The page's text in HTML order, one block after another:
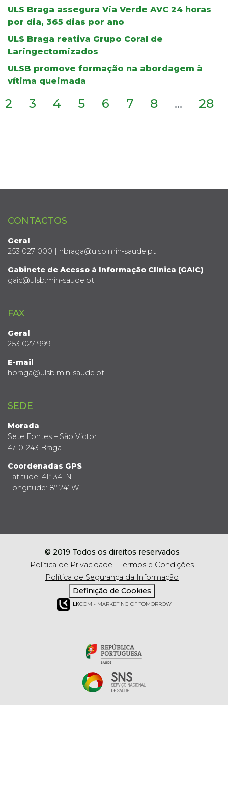
ULS Braga assegura Via Verde AVC 24 horas
por dia, 365 dias por ano
ULS Braga reativa Grupo Coral de
Laringectomizados
ULSB promove formação na abordagem à
vítima queimada
2 3 4 5 6 7 8 ... 28
CONTACTOS
Geral
253 027 000 | hbraga@ulsb.min-saude.pt
Gabinete de Acesso à Informação Clínica (GAIC)
gaic@ulsb.min-saude.pt
FAX
Geral
253 027 999
E-mail
hbraga@ulsb.min-saude.pt
SEDE
Morada
Sete Fontes – São Victor
4710-243 Braga
Coordenadas GPS
Latitude: 41º 34’ N
Longitude: 8º 24’ W
© 2019 Todos os direitos reservados
Política de Privacidade
Termos e Condições
Política de Segurança da Informação
Definição de Cookies
LKCOM - MARKETING OF TOMORROW